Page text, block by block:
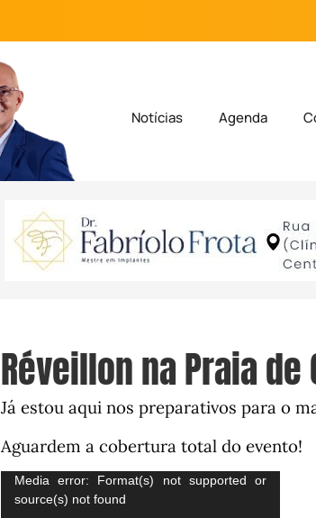
Notícias Agenda
Réveillon na Praia de
Já estou aqui nos preparativos para o
Aguardem a cobertura total do evento!
Tocador
de
Media error: Format(s) not supported or
source(s) not found